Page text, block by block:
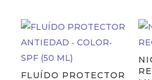
FLUÍDO PROTECTOR